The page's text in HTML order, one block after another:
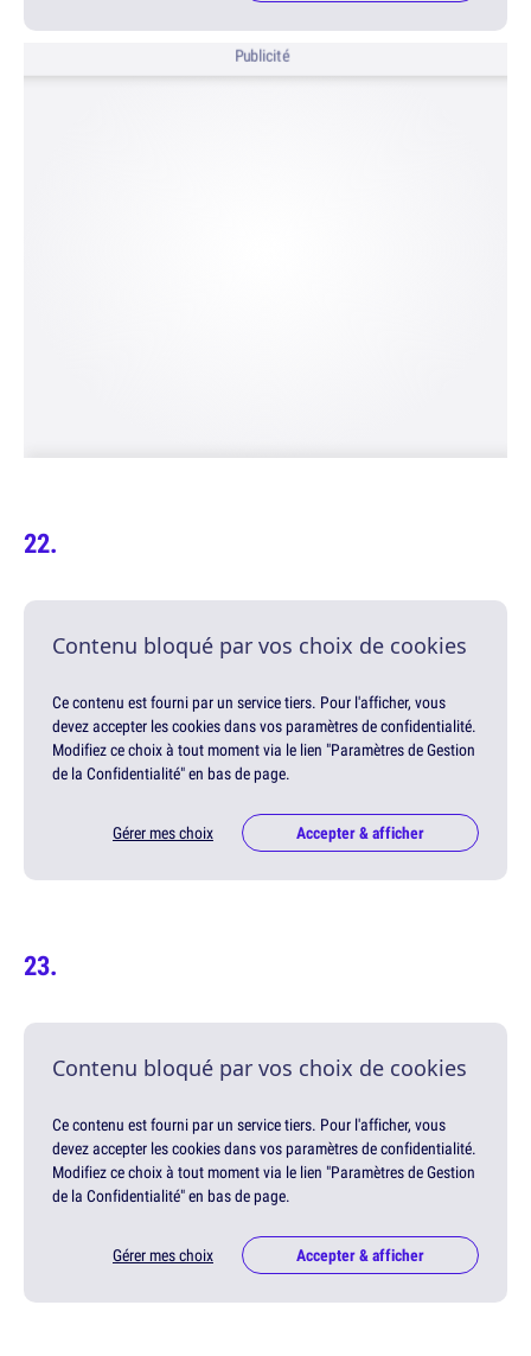
Publicité
Contenu bloqué par vos choix de cookies
Ce contenu est fourni par un service tiers. Pour l'afficher, vous
devez accepter les cookies dans vos paramètres de confidentialité.
Modifiez ce choix à tout moment via le lien "Paramètres de Gestion
de la Confidentialité" en bas de page.
Gérer mes choix Accepter & afficher
Contenu bloqué par vos choix de cookies
Ce contenu est fourni par un service tiers. Pour l'afficher, vous
devez accepter les cookies dans vos paramètres de confidentialité.
Modifiez ce choix à tout moment via le lien "Paramètres de Gestion
de la Confidentialité" en bas de page.
Gérer mes choix Accepter & afficher